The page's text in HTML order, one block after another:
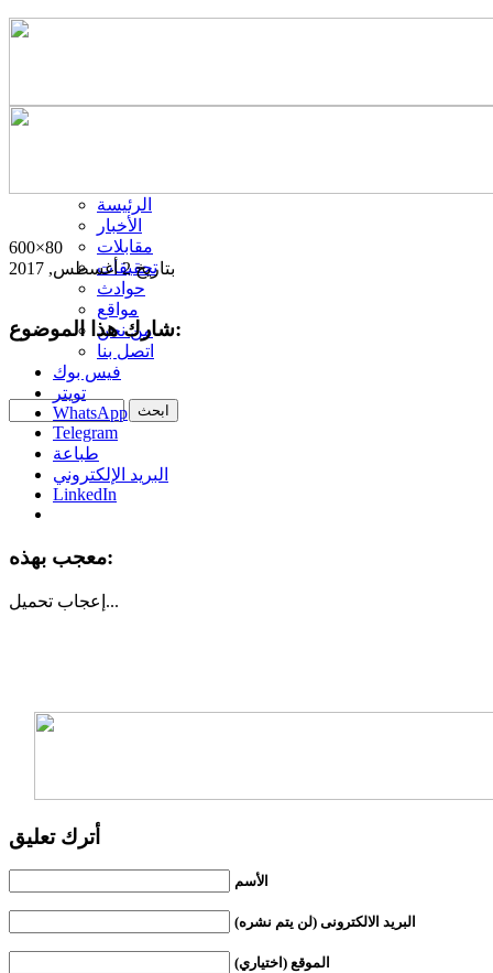
الرئيسة
الأخبار
مقابلات
تحقيقات
حوادث
مواقع
من نحن
اتصل بنا
600×80
بتاريخ 2 أغسطس, 2017
شارك هذا الموضوع:
فيس بوك
تويتر
WhatsApp
Telegram
طباعة
البريد الإلكتروني
LinkedIn
معجب بهذه:
إعجاب تحميل...
أترك تعليق
الأسم
البريد الالكترونى (لن يتم نشره)
الموقع (اختياري)